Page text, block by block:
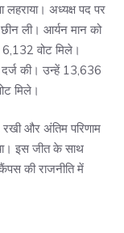
अध्यक्ष पद पर
ली। आर्यन मान को
6,132 वोट मिले।
दर्ज की। उन्हें 13,636
मिले।
और अंतिम परिणाम
इस जीत के साथ
की राजनीति में